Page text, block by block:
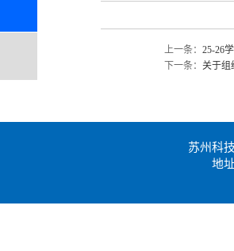
上一条： 25-26
下一条： 关于组
苏州科
地